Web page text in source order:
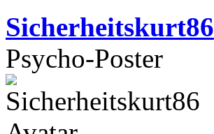
Sicherheitskurt86
Psycho-Poster